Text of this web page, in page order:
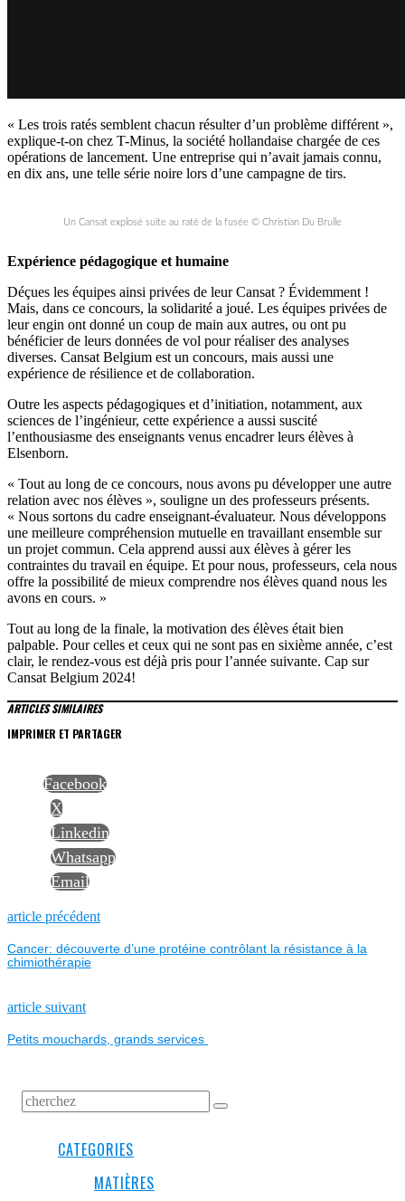
« Les trois ratés semblent chacun résulter d’un problème différent »,
explique-t-on chez T-Minus, la société hollandaise chargée de ces
opérations de lancement. Une entreprise qui n’avait jamais connu,
en dix ans, une telle série noire lors d’une campagne de tirs.
Un Cansat explosé suite au raté de la fusée © Christian Du Brulle
Expérience pédagogique et humaine
Déçues les équipes ainsi privées de leur Cansat ? Évidemment !
Mais, dans ce concours, la solidarité a joué. Les équipes privées de
leur engin ont donné un coup de main aux autres, ou ont pu
bénéficier de leurs données de vol pour réaliser des analyses
diverses. Cansat Belgium est un concours, mais aussi une
expérience de résilience et de collaboration.
Outre les aspects pédagogiques et d’initiation, notamment, aux
sciences de l’ingénieur, cette expérience a aussi suscité
l’enthousiasme des enseignants venus encadrer leurs élèves à
Elsenborn.
« Tout au long de ce concours, nous avons pu développer une autre
relation avec nos élèves », souligne un des professeurs présents.
« Nous sortons du cadre enseignant-évaluateur. Nous développons
une meilleure compréhension mutuelle en travaillant ensemble sur
un projet commun. Cela apprend aussi aux élèves à gérer les
contraintes du travail en équipe. Et pour nous, professeurs, cela nous
offre la possibilité de mieux comprendre nos élèves quand nous les
avons en cours. »
Tout au long de la finale, la motivation des élèves était bien
palpable. Pour celles et ceux qui ne sont pas en sixième année, c’est
clair, le rendez-vous est déjà pris pour l’année suivante. Cap sur
Cansat Belgium 2024!
ARTICLES SIMILAIRES
IMPRIMER ET PARTAGER
Facebook
X
Linkedin
Whatsapp
Email
NAVIGATION
DE
L’ARTICLE
article précédentPrevious
Cancer: découverte d’une protéine contrôlant la résistance à la
chimiothérapie
article suivantNext
Petits mouchards, grands services
CATEGORIES
MATIÈRES